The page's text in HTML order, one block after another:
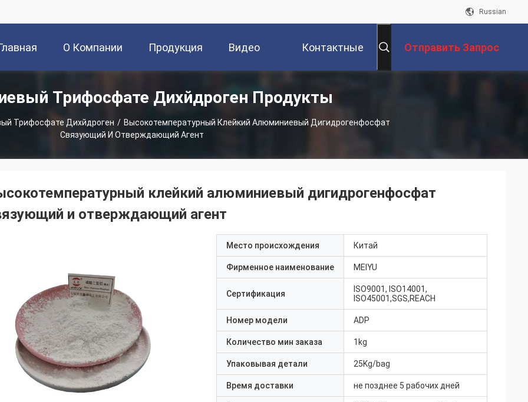
Russian
О Компании Продукция Видео Контактные
Данные
Отправить Запрос
Трифосфате Дихйдроген Продукты
Трифосфате Дихйдроген / Высокотемпературный Клейкий Алюминиевый Дигидрогенфосфат
Связующий И Отверждающий Агент
клейкий алюминиевый дигидрогенфосфат
и отверждающий агент
Место происхождения Китай
Фирменное наименование MEIYU
Сертификация
ISO9001, ISO14001,
ISO45001,SGS,REACH
Номер модели ADP
Количество мин заказа 1kg
Упаковывая детали 25Kg/bag
Время доставки не позднее 5 рабочих дней